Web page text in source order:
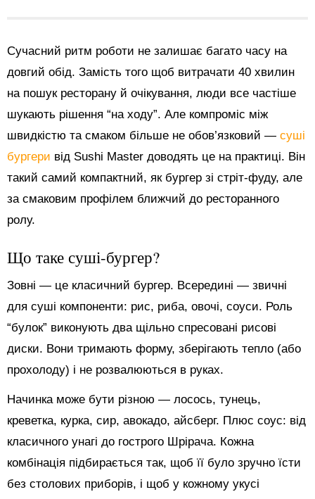
Сучасний ритм роботи не залишає багато часу на
довгий обід. Замість того щоб витрачати 40 хвилин
на пошук ресторану й очікування, люди все частіше
шукають рішення “на ходу”. Але компроміс між
швидкістю та смаком більше не обов’язковий — суші
бургери від Sushi Master доводять це на практиці. Він
такий самий компактний, як бургер зі стріт-фуду, але
за смаковим профілем ближчий до ресторанного
ролу.
Що таке суші-бургер?
Зовні — це класичний бургер. Всередині — звичні
для суші компоненти: рис, риба, овочі, соуси. Роль
“булок” виконують два щільно спресовані рисові
диски. Вони тримають форму, зберігають тепло (або
прохолоду) і не розвалюються в руках.
Начинка може бути різною — лосось, тунець,
креветка, курка, сир, авокадо, айсберг. Плюс соус: від
класичного унагі до гострого Шрірача. Кожна
комбінація підбирається так, щоб її було зручно їсти
без столових приборів, і щоб у кожному укусі